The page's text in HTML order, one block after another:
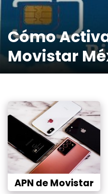
Cómo
Movistar
APN de Movistar